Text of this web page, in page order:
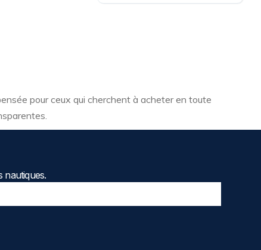
pour ceux qui cherchent à acheter en toute
nautiques.